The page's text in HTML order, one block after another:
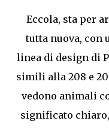
Eccola, sta per
tutta nuova, con
linea di design di
simili alla 208 e
vedono animali
significato